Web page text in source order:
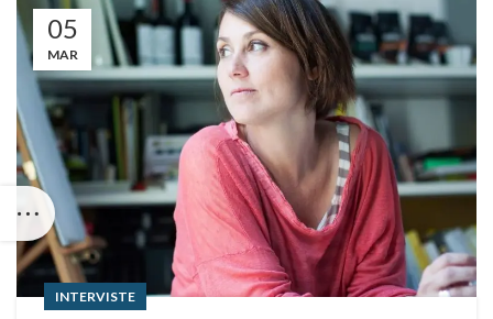
05
MAR
INTERVISTE